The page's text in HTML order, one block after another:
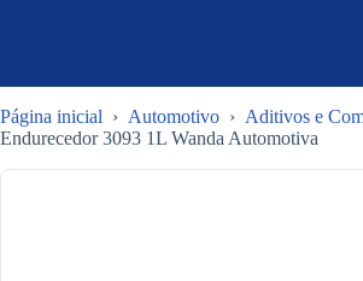
Página inicial › Automotivo › Aditivos e
Endurecedor 3093 1L Wanda Automotiva